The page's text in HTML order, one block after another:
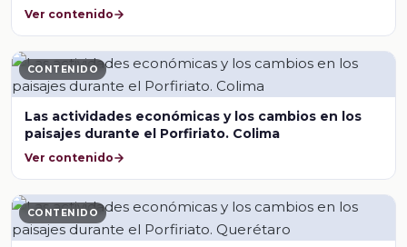
Ver contenido
CONTENIDO
Las actividades económicas y los cambios en los
paisajes durante el Porfiriato. Colima
Ver contenido
CONTENIDO